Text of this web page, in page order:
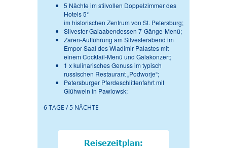
5 Nächte im stilvollen Doppelzimmer des
Hotels 5*
im historischen Zentrum von St. Petersburg;
Silvester Galaabendessen 7-Gänge-Menü;
Zaren-Aufführung am Silvesterabend im
Empor Saal des Wladimir Palastes mit
einem Cocktail-Menü und Galakonzert;
1 x kulinarisches Genuss im typisch
russischen Restaurant „Podworje“;
Petersburger Pferdeschlittenfahrt mit
Glühwein in Pawlowsk;
6 TAGE / 5 NÄCHTE
Reisezeitplan: